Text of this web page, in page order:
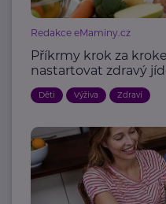
Redakce eMaminy.cz
Příkrmy krok za
nastartovat zdravý
Děti Výživa Zdraví